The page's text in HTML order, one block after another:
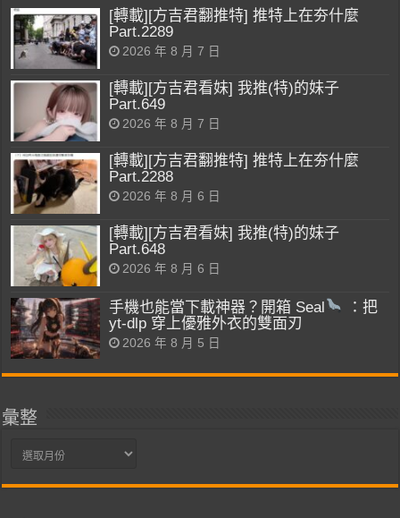
[轉載][方吉君翻推特] 推特上在夯什麼
Part.2289
2026 年 8 月 7 日
[轉載][方吉君看妹] 我推(特)的妹子
Part.649
2026 年 8 月 7 日
[轉載][方吉君翻推特] 推特上在夯什麼
Part.2288
2026 年 8 月 6 日
[轉載][方吉君看妹] 我推(特)的妹子
Part.648
2026 年 8 月 6 日
手機也能當下載神器？開箱 Seal
：把
yt-dlp 穿上優雅外衣的雙面刃
2026 年 8 月 5 日
彙整
彙